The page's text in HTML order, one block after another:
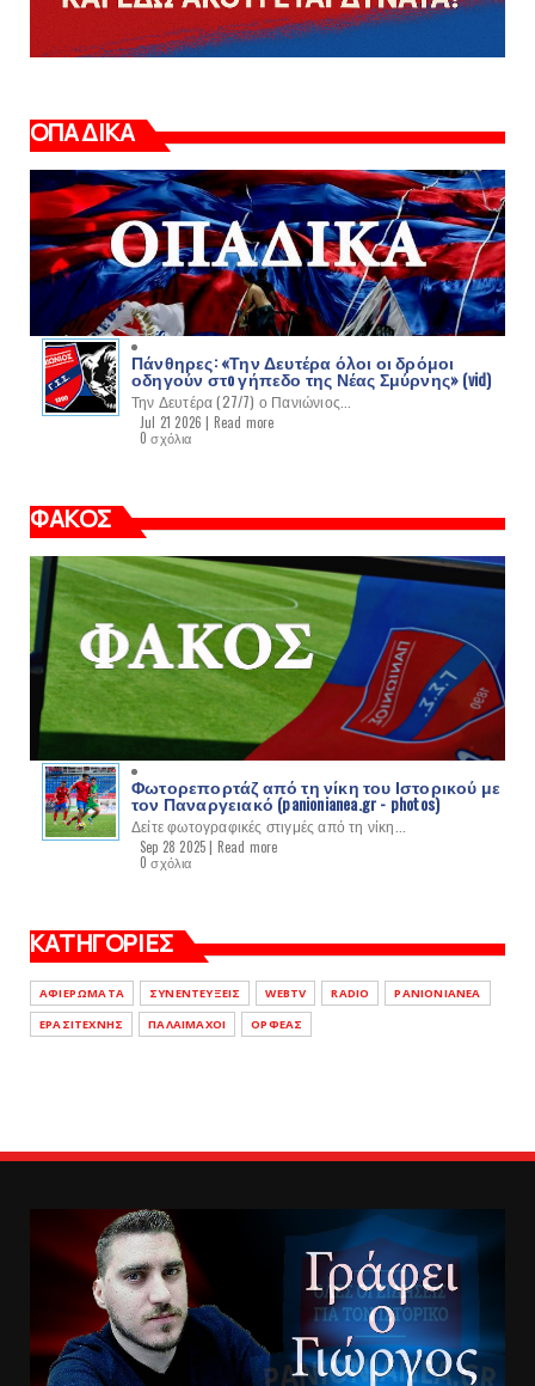
ΟΠΑΔΙΚΑ
Πάνθηρες: «Την Δευτέρα όλοι οι δρόμοι
οδηγούν στo γήπεδο της Νέας Σμύρνης» (vid)
Την Δευτέρα (27/7) ο Πανιώνιος...
Jul 21 2026 | Read more
0 σχόλια
ΦΑΚΟΣ
Φωτορεπορτάζ από τη νίκη του Ιστορικού με
τον Παναργειακό (panionianea.gr - photos)
Δείτε φωτογραφικές στιγμές από τη νίκη...
Sep 28 2025 | Read more
0 σχόλια
ΚΑΤΗΓΟΡΙΕΣ
ΑΦΙΕΡΩΜΑΤΑ ΣΥΝΕΝΤΕΥΞΕΙΣ WEBTV RADIO
PANIONIANEA
ΕΡΑΣΙΤΕΧΝΗΣ
ΠΑΛΑΙΜΑΧΟΙ ΟΡΦΕΑΣ